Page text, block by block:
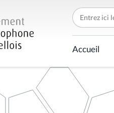
C
h
e
r
c
h
r
p
Accueil